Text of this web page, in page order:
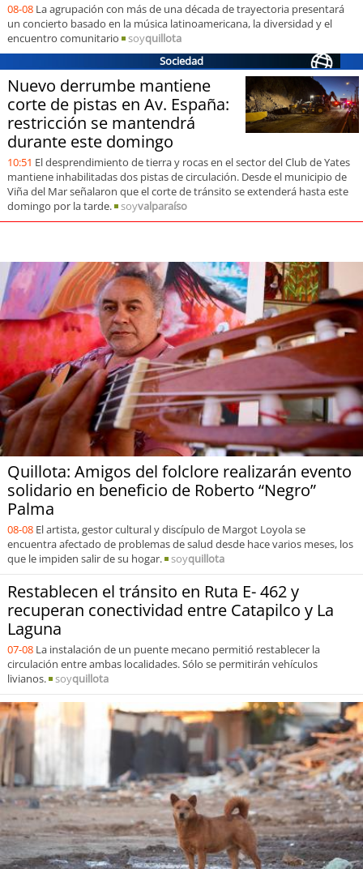
soytemuco
soyvaldivia
soyosorno
soypuertomontt
soychiloé
08-08 La agrupación con más de una década de trayectoria presentará
un concierto basado en la música latinoamericana, la diversidad y el
encuentro comunitario
soyquillota
Sociedad
Nuevo derrumbe mantiene
corte de pistas en Av. España:
restricción se mantendrá
durante este domingo
10:51 El desprendimiento de tierra y rocas en el sector del Club de Yates
mantiene inhabilitadas dos pistas de circulación. Desde el municipio de
Viña del Mar señalaron que el corte de tránsito se extenderá hasta este
domingo por la tarde.
soyvalparaíso
Quillota: Amigos del folclore realizarán evento
solidario en beneficio de Roberto “Negro”
Palma
08-08 El artista, gestor cultural y discípulo de Margot Loyola se
encuentra afectado de problemas de salud desde hace varios meses, los
que le impiden salir de su hogar.
soyquillota
Restablecen el tránsito en Ruta E- 462 y
recuperan conectividad entre Catapilco y La
Laguna
07-08 La instalación de un puente mecano permitió restablecer la
circulación entre ambas localidades. Sólo se permitirán vehículos
livianos.
soyquillota